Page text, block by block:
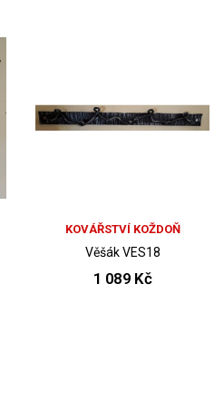
KOVÁŘSTVÍ KOŽDOŇ
Věšák VES18
1 089 Kč